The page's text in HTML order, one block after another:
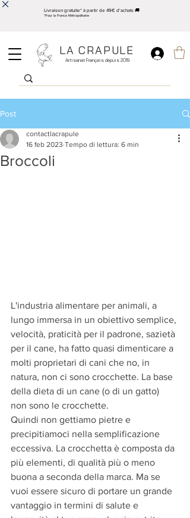
Livraison gratuite* à partir de 49€ d'achats 🚚
*Pour la France Métropolitaine
LA CRAPULE
Artisanat Français depuis 2019
Post
Broccoli
contactlacrapule
16 feb 2023 Tempo di lettura: 6 min
L'industria alimentare per animali, a
lungo immersa in un obiettivo semplice,
velocità, praticità per il padrone, sazietà
per il cane, ha fatto quasi dimenticare a
molti proprietari di cani che no, in
natura, non ci sono crocchette. La base
della dieta di un cane (o di un gatto)
non sono le crocchette.
Quindi non gettiamo pietre e
precipitiamoci nella semplificazione
eccessiva. La crocchetta è composta da
più elementi, di qualità più o meno
buona a seconda della marca. Ma se
vuoi essere sicuro di portare un grande
vantaggio in termini di salute e